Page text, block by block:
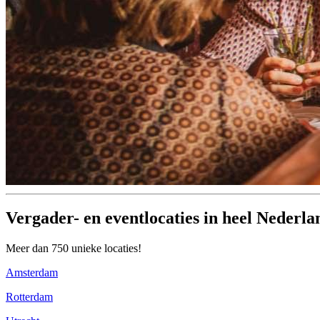
Vergader- en eventlocaties in heel
Meer dan 750 unieke locaties!
Amsterdam
Rotterdam